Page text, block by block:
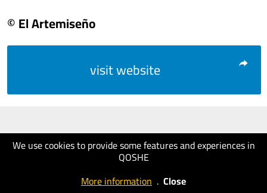
We use cookies to provide some features and experiences in
QOSHE
More information . Close
© El Artemiseño
visit website